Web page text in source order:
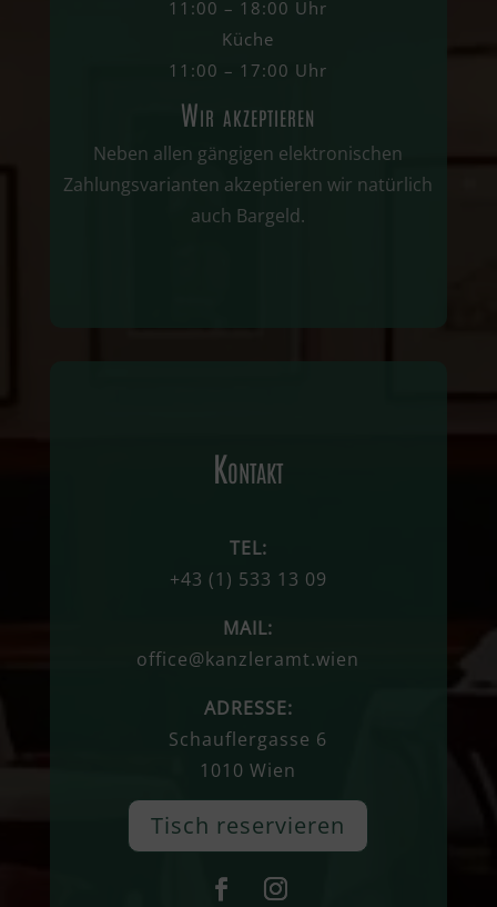
11:00 – 18:00 Uhr
Küche
11:00 – 17:00 Uhr
Wir akzeptieren
Neben allen gängigen elektronischen
Zahlungsvarianten akzeptieren wir natürlich
auch Bargeld.
Kontakt
TEL:
+43 (1) 533 13 09
MAIL:
office@kanzleramt.wien
ADRESSE:
Schauflergasse 6
1010 Wien
Tisch reservieren